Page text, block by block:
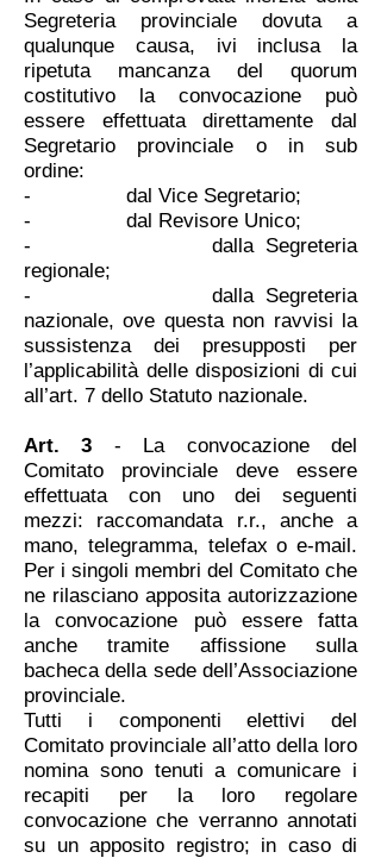
Segreteria provinciale dovuta a
qualunque causa, ivi inclusa la
ripetuta mancanza del quorum
costitutivo la convocazione può
essere effettuata direttamente dal
Segretario provinciale o in sub
ordine:
- dal Vice Segretario;
- dal Revisore Unico;
- dalla Segreteria
regionale;
- dalla Segreteria
nazionale, ove questa non ravvisi la
sussistenza dei presupposti per
l’applicabilità delle disposizioni di cui
all’art. 7 dello Statuto nazionale.
Art. 3 - La convocazione del
Comitato provinciale deve essere
effettuata con uno dei seguenti
mezzi: raccomandata r.r., anche a
mano, telegramma, telefax o e-mail.
Per i singoli membri del Comitato che
ne rilasciano apposita autorizzazione
la convocazione può essere fatta
anche tramite affissione sulla
bacheca della sede dell’Associazione
provinciale.
Tutti i componenti elettivi del
Comitato provinciale all’atto della loro
nomina sono tenuti a comunicare i
recapiti per la loro regolare
convocazione che verranno annotati
su un apposito registro; in caso di